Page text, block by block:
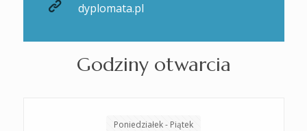
dyplomata.pl
Godziny otwarcia
Poniedziałek - Piątek